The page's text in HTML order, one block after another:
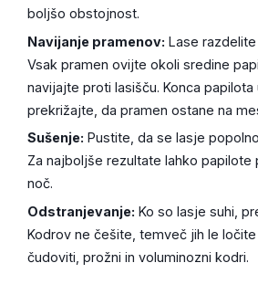
boljšo obstojnost.
Navijanje pramenov: Lase
Vsak pramen ovijte okoli sredine
navijajte proti lasišču. Konca papilota
prekrižajte, da pramen ostane na
Sušenje: Pustite, da se lasje
Za najboljše rezultate lahko papilote
noč.
Odstranjevanje: Ko so lasje suhi,
Kodrov ne češite, temveč jih le
čudoviti, prožni in voluminozni kodri.